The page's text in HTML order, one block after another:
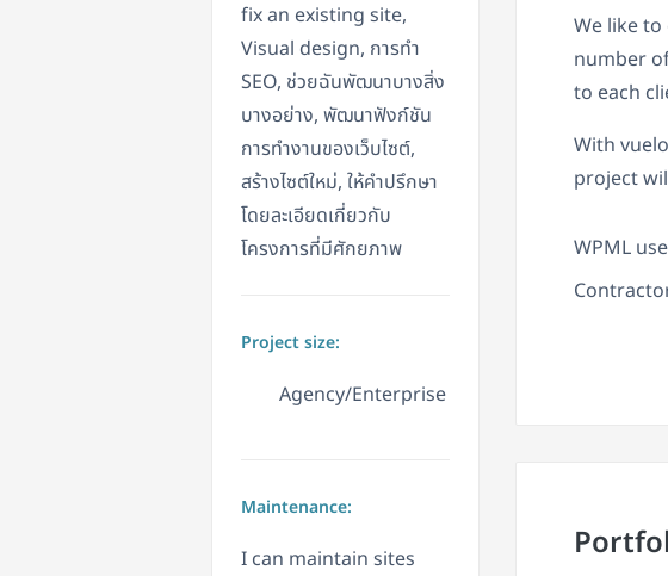
fix an existing site,
Visual design, การทำ
SEO, ช่วยฉันพัฒนาบางสิ่ง
บางอย่าง, พัฒนาฟังก์ชัน
การทำงานของเว็บไซต์,
สร้างไซต์ใหม่, ให้คำปรึกษา
โดยละเอียดเกี่ยวกับ
โครงการที่มีศักยภาพ
Project size:
Agency/Enterprise
Maintenance:
I can maintain sites
We like
number
to each
With
project
WPML